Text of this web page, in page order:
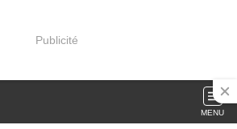
Publicité
MENU